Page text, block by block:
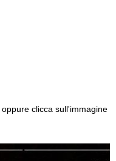
oppure clicca sull'immagine